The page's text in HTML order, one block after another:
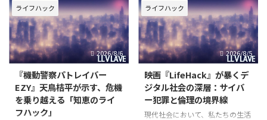
ライフハック
2026/8/6
『機動警察パトレイバー
EZY』天鳥桔平が示す、危機
を乗り越える「知恵のライ
フハック」
ライフハック
2026/8/5
映画『LifeHack』が暴くデ
ジタル社会の深層：サイバ
ー犯罪と倫理の境界線
現代社会において、私たちの生活